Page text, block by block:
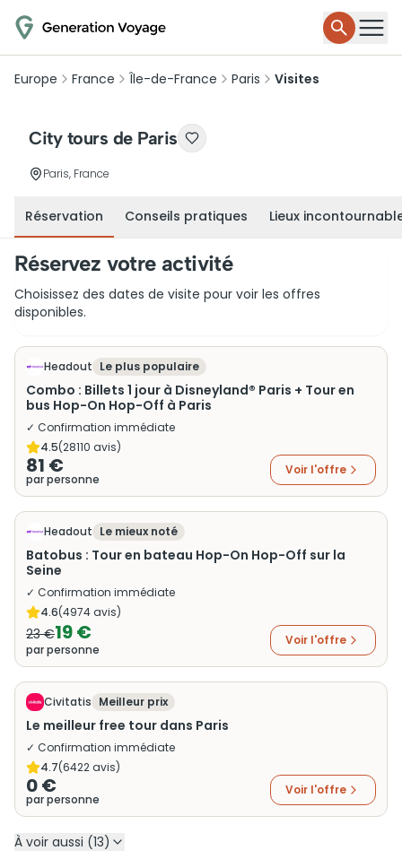
Europe France Île-de-France Paris Visites
City tours de Paris
Paris, France
Réservation Conseils pratiques Lieux
Réservez votre activité
Choisissez des dates de visite pour voir les offres
disponibles.
Headout Le plus populaire
Combo : Billets 1 jour à Disneyland® Paris + Tour en
bus Hop-On Hop-Off à Paris
✓ Confirmation immédiate
4.5(28110 avis)
81 €
par personne
Voir l'offre
Headout Le mieux noté
Batobus : Tour en bateau Hop-On Hop-Off sur la
Seine
✓ Confirmation immédiate
4.6(4974avis)
23 €19 €
par personne
Voir l'offre
Civitatis Meilleur prix
Le meilleur free tour dans Paris
✓ Confirmation immédiate
4.7(6422avis)
0 €
par personne
Voir l'offre
À voir aussi (13)